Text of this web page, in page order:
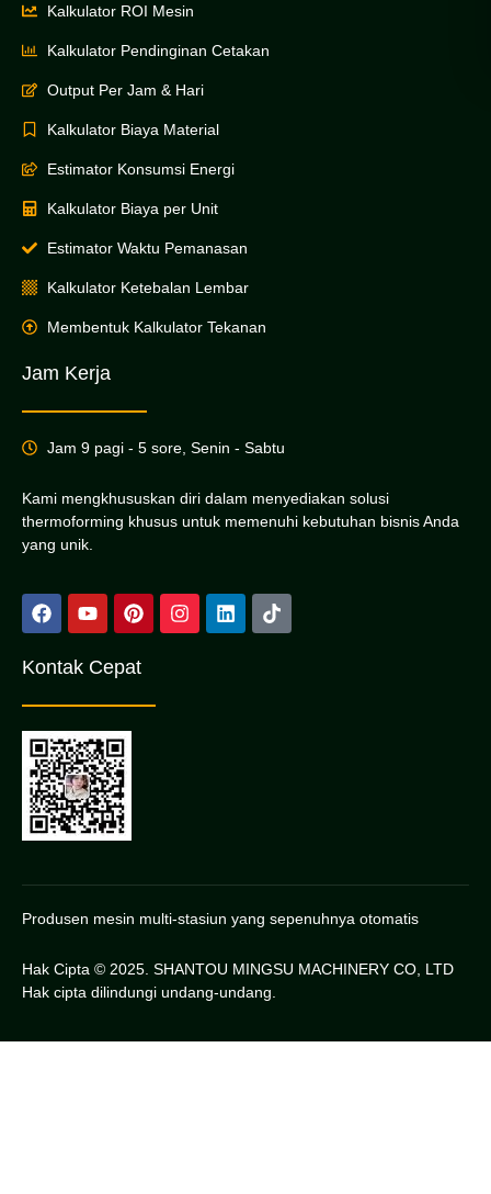
Kalkulator ROI Mesin
Kalkulator Pendinginan Cetakan
Output Per Jam & Hari
Kalkulator Biaya Material
Estimator Konsumsi Energi
Kalkulator Biaya per Unit
Estimator Waktu Pemanasan
Kalkulator Ketebalan Lembar
Membentuk Kalkulator Tekanan
Jam Kerja
Jam 9 pagi - 5 sore, Senin - Sabtu
Kami mengkhususkan diri dalam menyediakan solusi
thermoforming khusus untuk memenuhi kebutuhan bisnis Anda
yang unik.
Kontak Cepat
Produsen mesin multi-stasiun yang sepenuhnya otomatis
Hak Cipta © 2025. SHANTOU MINGSU MACHINERY CO, LTD
Hak cipta dilindungi undang-undang.